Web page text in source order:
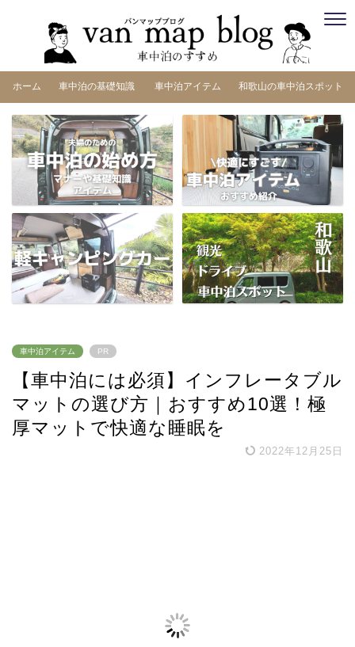
ホーム 車中泊の基礎知識 車中泊アイテム 和歌山の車中泊スポット
車中泊アイテム PR
【車中泊には必須】インフレータブル
マットの選び方｜おすすめ10選！極
厚マットで快適な睡眠を
2022年12月25日